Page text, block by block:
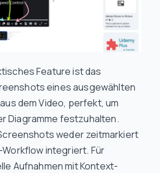
Feature ist das
eines ausgewählten
dem Video, perfekt, um
Diagramme festzuhalten.
weder zeitmarkiert
integriert. Für
Aufnahmen mit Kontext-